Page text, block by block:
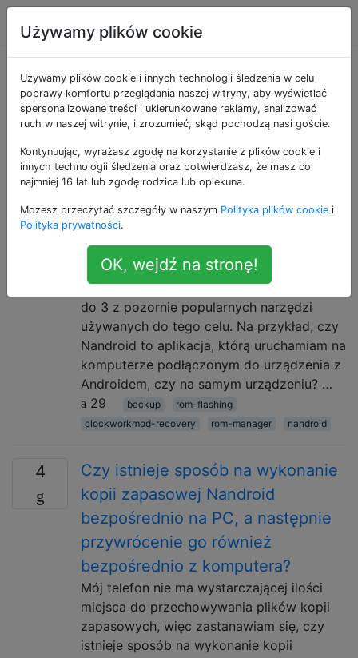
Android Tagi
Pytania otagowane
jako nandroid
3
Jaki jest związek między ROM
Managerem, ClockworkMod i
Nandroidem? Których potrzebuję?
Rozumiem więc, że pierwszą rzeczą, którą
muszę zrobić z telefonem po zrootowaniu,
jest wykonanie kopii zapasowej
wszystkiego. Miałem jednak wątpliwości co
do 3 z pozornie popularnych narzędzi
używanych do tego celu. Na przykład, czy
Nandroid to aplikacja, którą uruchamiam na
komputerze podłączonym do urządzenia z
Androidem, czy na samym urządzeniu? …
29
backup
rom-flashing
clockworkmod-recovery
rom-manager nandroid
4
Czy istnieje sposób na wykonanie
kopii zapasowej Nandroid
bezpośrednio na PC, a następnie
przywrócenie go również
bezpośrednio z komputera?
Mój telefon nie ma wystarczającej ilości
miejsca do przechowywania plików kopii
zapasowych, więc zastanawiam się, czy
istnieje sposób na wykonanie kopii
Używamy plików cookie
Używamy plików cookie i innych technologii śledzenia w celu
poprawy komfortu przeglądania naszej witryny, aby wyświetlać
spersonalizowane treści i ukierunkowane reklamy, analizować
ruch w naszej witrynie, i zrozumieć, skąd pochodzą nasi goście.
Kontynuując, wyrażasz zgodę na korzystanie z plików cookie i
innych technologii śledzenia oraz potwierdzasz, że masz co
najmniej 16 lat lub zgodę rodzica lub opiekuna.
Możesz przeczytać szczegóły w naszym Polityka plików cookie i
Polityka prywatności.
OK, wejdź na stronę!